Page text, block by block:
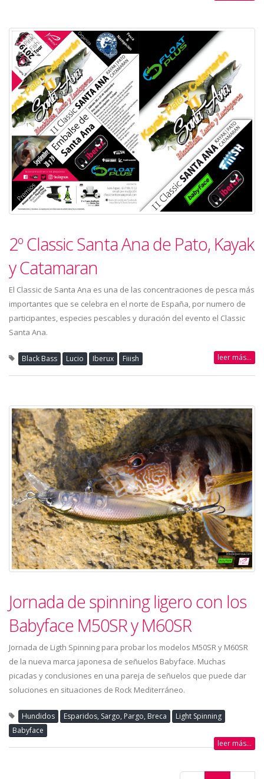
2º Classic Santa Ana de Pato, Kayak
y Catamaran
El Classic de Santa Ana es una de las concentraciones de pesca más
importantes que se celebra en el norte de España, por numero de
participantes, especies pescables y duración del evento el Classic
Santa Ana.
Black Bass Lucio Iberux Fiiish leer más...
Jornada de spinning ligero con los
Babyface M50SR y M60SR
Jornada de Ligth Spinning para probar los modelos M50SR y M60SR
de la nueva marca japonesa de señuelos Babyface. Muchas
picadas y conclusiones en una pareja de señuelos que puede dar
soluciones en situaciones de Rock Mediterráneo.
Hundidos Esparidos, Sargo, Pargo, Breca
Light Spinning
Babyface
leer más...